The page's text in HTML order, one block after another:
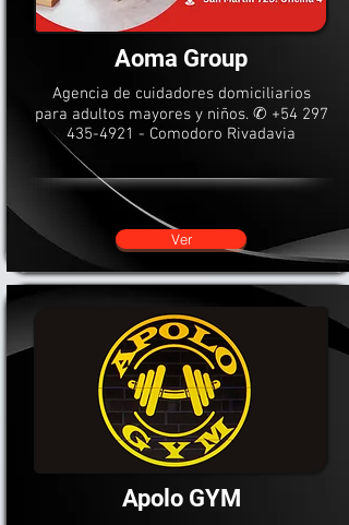
Aoma Group
Agencia de cuidadores domiciliarios
para adultos mayores y niños. ✆ +54 297
435-4921 - Comodoro Rivadavia
Ver
Apolo GYM